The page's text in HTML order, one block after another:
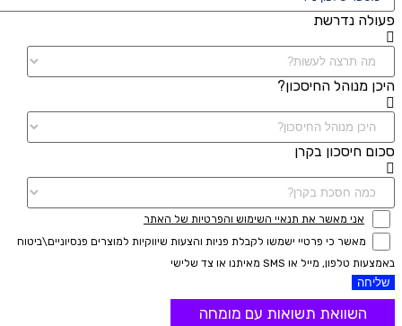
פעולה נדרשת
היכן מנוהל החיסכון?
סכום חיסכון בקרן
אני מאשר את תנאיי השימוש והפרטיות של האתר
מאשר כי פרטיי ישמשו לקבלת פניות והצעות שיווקיות למוצרים פנסיוניים\ביטוח
באמצעות טלפון, מייל או SMS מאיתנו או צד שלישי
שליחה
השוואת תשואות עם מומחה